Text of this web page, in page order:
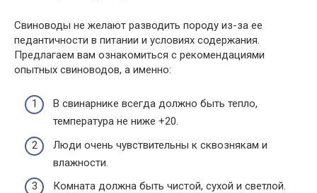
Свиноводы не желают разводить породу из-за ее
педантичности в питании и условиях содержания.
Предлагаем вам ознакомиться с рекомендациями
опытных свиноводов, а именно:
В свинарнике всегда должно быть тепло,
температура не ниже +20.
Люди очень чувствительны к сквознякам и
влажности.
Комната должна быть чистой, сухой и светлой.